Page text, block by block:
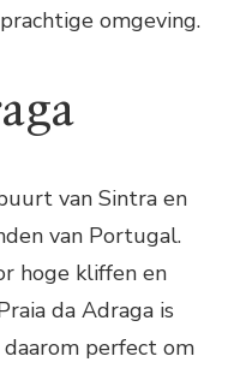
omgeving.
van Sintra en
van Portugal.
hoge kliffen en
da Adraga is
perfect om